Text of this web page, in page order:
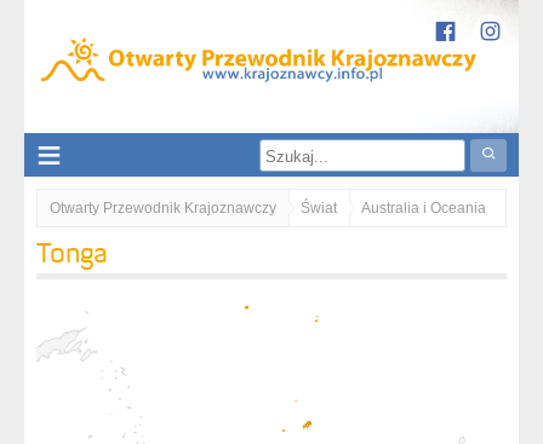
Otwarty Przewodnik Krajoznawczy Świat Australia i Oceania
Tonga
Tonga